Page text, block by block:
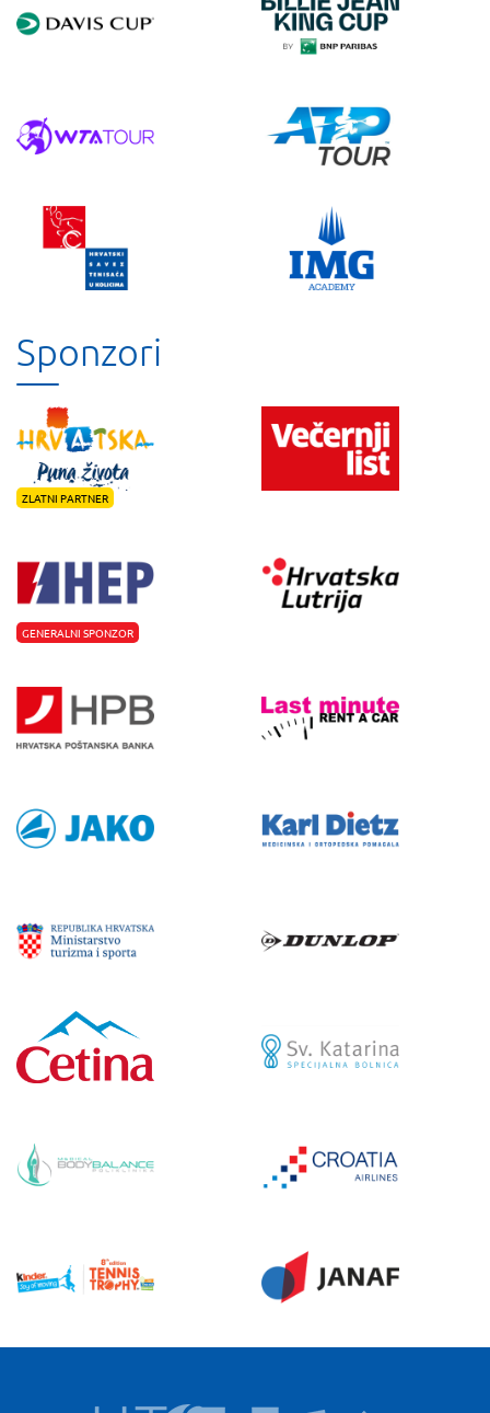
Sponzori
ZLATNI PARTNER
GENERALNI SPONZOR